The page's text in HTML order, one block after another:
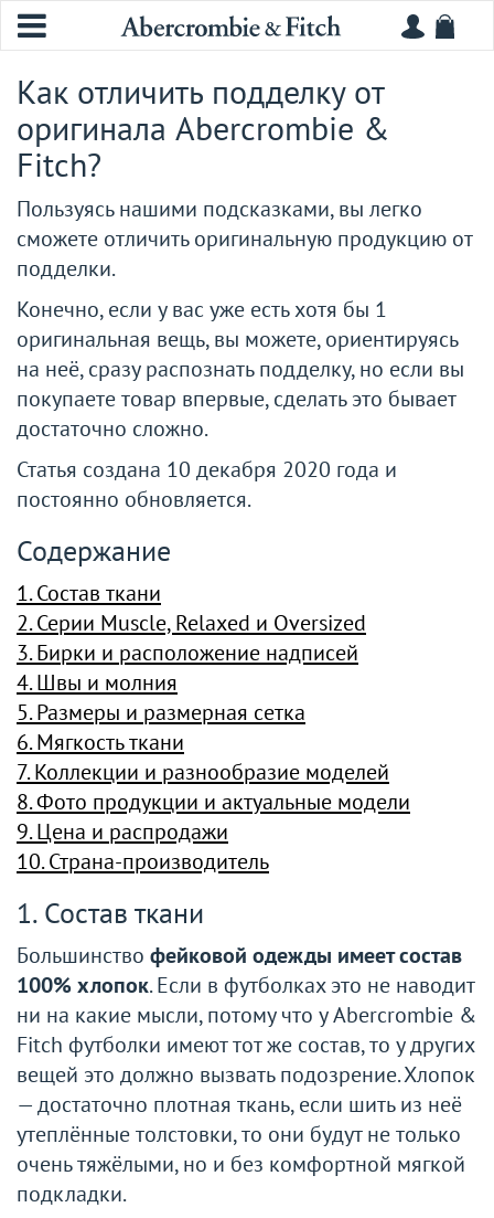
Как отличить подделку от
оригинала Abercrombie &
Fitch?
Пользуясь нашими подсказками, вы легко
сможете отличить оригинальную продукцию от
подделки.
Конечно, если у вас уже есть хотя бы 1
оригинальная вещь, вы можете, ориентируясь
на неё, сразу распознать подделку, но если вы
покупаете товар впервые, сделать это бывает
достаточно сложно.
Статья создана 10 декабря 2020 года и
постоянно обновляется.
Содержание
1. Состав ткани
2. Серии Muscle, Relaxed и Oversized
3. Бирки и расположение надписей
4. Швы и молния
5. Размеры и размерная сетка
6. Мягкость ткани
7. Коллекции и разнообразие моделей
8. Фото продукции и актуальные модели
9. Цена и распродажи
10. Страна-производитель
1. Состав ткани
Большинство фейковой одежды имеет состав
100% хлопок. Если в футболках это не наводит
ни на какие мысли, потому что у Abercrombie &
Fitch футболки имеют тот же состав, то у других
вещей это должно вызвать подозрение. Хлопок
— достаточно плотная ткань, если шить из неё
утеплённые толстовки, то они будут не только
очень тяжёлыми, но и без комфортной мягкой
подкладки.